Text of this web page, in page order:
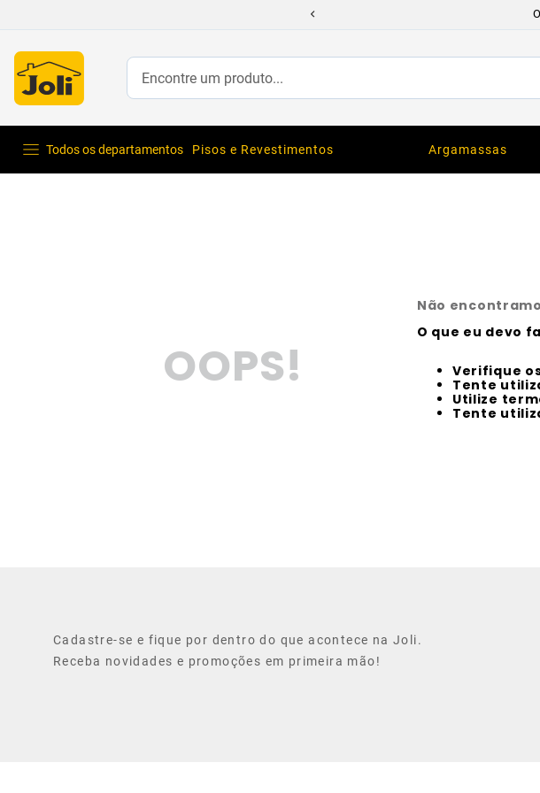
Encontre um produto...
Todos os departamentos Pisos e Revestimentos Argamassas
OOPS!
Não
O que eu devo
Verifique
Tente
Utilize
Tente
Cadastre-se e fique por dentro do que acontece na Joli.
Receba novidades e promoções em primeira mão!